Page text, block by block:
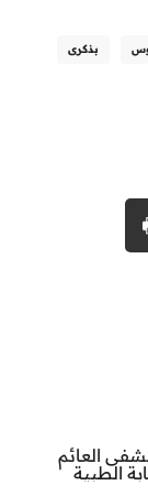
بذكرى
العائم
الطبية